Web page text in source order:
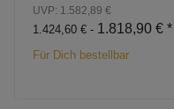
UVP: 1.582,89 €
1.424,60 € - 1.818,90 € *
Für Dich bestellbar